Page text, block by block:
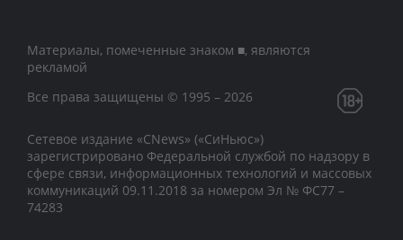
Материалы, помеченные знаком ■, являются
рекламой
Все права защищены © 1995 – 2026
Сетевое издание «CNews» («СиНьюс»)
зарегистрировано Федеральной службой по надзору в
сфере связи, информационных технологий и массовых
коммуникаций 09.11.2018 за номером Эл № ФС77 –
74283